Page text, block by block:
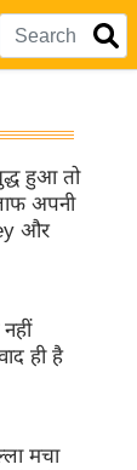
हुआ तो
अपनी
और
ही है
मचा